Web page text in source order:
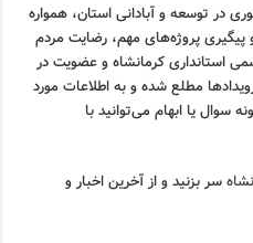
در توسعه و آبادانی استان، همواره
پیگیری پروژه‌های مهم، رضایت مردم
استانداری کرمانشاه و عضویت در
رویدادها مطلع شده و به اطلاعات مورد
سوال یا ابهام می‌توانید با
سر بزنید و از آخرین اخبار و